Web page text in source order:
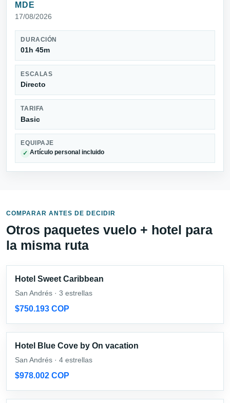
MDE
17/08/2026
DURACIÓN
01h 45m
ESCALAS
Directo
TARIFA
Basic
EQUIPAJE
✓ Artículo personal incluido
COMPARAR ANTES DE DECIDIR
Otros paquetes vuelo + hotel para
la misma ruta
Hotel Sweet Caribbean
San Andrés · 3 estrellas
$750.193 COP
Hotel Blue Cove by On vacation
San Andrés · 4 estrellas
$978.002 COP